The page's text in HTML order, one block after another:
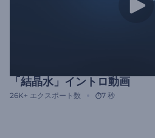
「結晶水」イントロ動画
26K+ エクスポート数 7 秒